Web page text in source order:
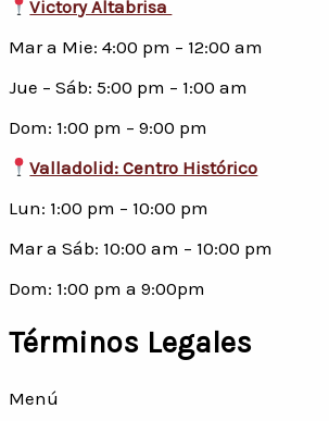
Victory Altabrisa
Mar a Mie: 4:00 pm – 12:00 am
Jue – Sáb: 5:00 pm – 1:00 am
Dom: 1:00 pm – 9:00 pm
Valladolid: Centro Histórico
Lun: 1:00 pm – 10:00 pm
Mar a Sáb: 10:00 am – 10:00 pm
Dom: 1:00 pm a 9:00pm
Términos Legales
Menú